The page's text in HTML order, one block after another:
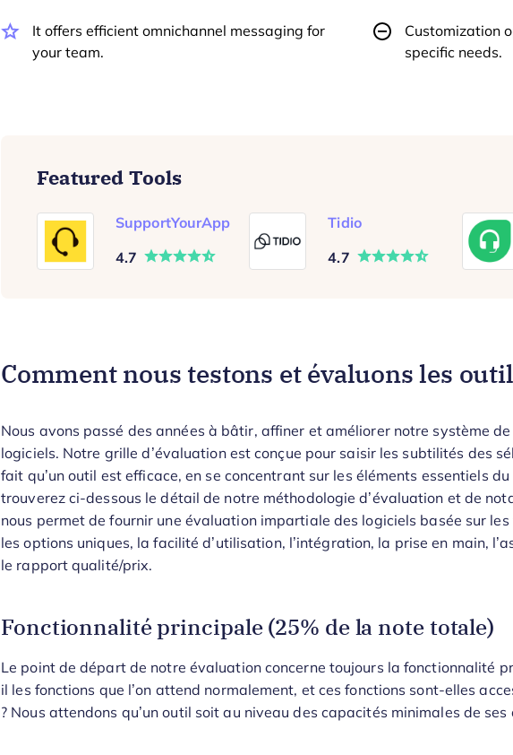
It offers efficient omnichannel messaging for
your team.
Customization
specific needs.
Featured Tools
SupportYourApp
4.7
Tidio
4.7
Comment nous testons et évaluons les
Nous avons passé des années à bâtir, affiner et améliorer notre système
logiciels. Notre grille d’évaluation est conçue pour saisir les subtilités des
fait qu’un outil est efficace, en se concentrant sur les éléments essentiels
trouverez ci-dessous le détail de notre méthodologie d’évaluation et de
nous permet de fournir une évaluation impartiale des logiciels basée sur
les options uniques, la facilité d’utilisation, l’intégration, la prise en main,
le rapport qualité/prix.
Fonctionnalité principale (25% de la note totale)
Le point de départ de notre évaluation concerne toujours la fonctionnalité
il les fonctions que l’on attend normalement, et ces fonctions sont-elles
? Nous attendons qu’un outil soit au niveau des capacités minimales de ses